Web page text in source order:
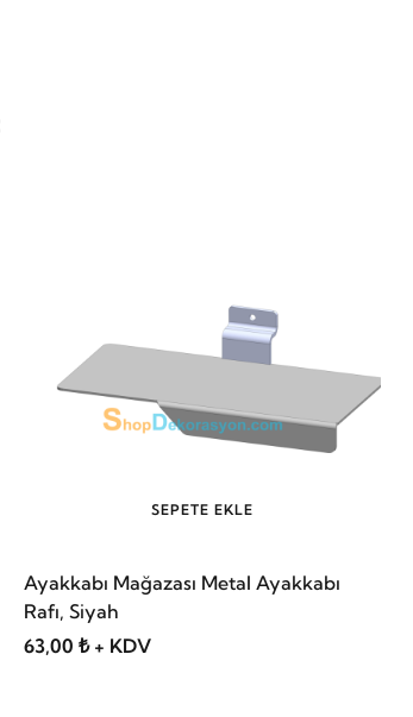
SEPETE EKLE
Ayakkabı Mağazası Metal Ayakkabı
Rafı, Siyah
63,00 ₺ + KDV